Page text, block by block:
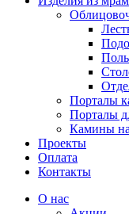
Порталы
Порталы
Камины на
Проекты
Оплата
Контакты
О нас